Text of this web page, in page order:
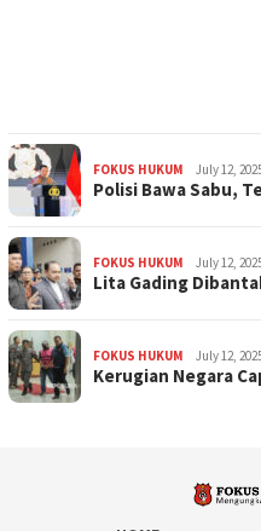
FOKUS HUKUM July 12,
Polisi Bawa Sabu,
FOKUS HUKUM July 12,
Lita Gading
FOKUS HUKUM July 12,
Kerugian Negara